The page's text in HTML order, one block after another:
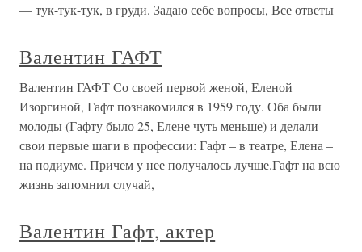
— тук-тук-тук, в груди. Задаю себе вопросы, Все ответы
Валентин ГАФТ
Валентин ГАФТ Со своей первой женой, Еленой
Изоргиной, Гафт познакомился в 1959 году. Оба были
молоды (Гафту было 25, Елене чуть меньше) и делали
свои первые шаги в профессии: Гафт – в театре, Елена –
на подиуме. Причем у нее получалось лучше.Гафт на всю
жизнь запомнил случай,
Валентин Гафт, актер